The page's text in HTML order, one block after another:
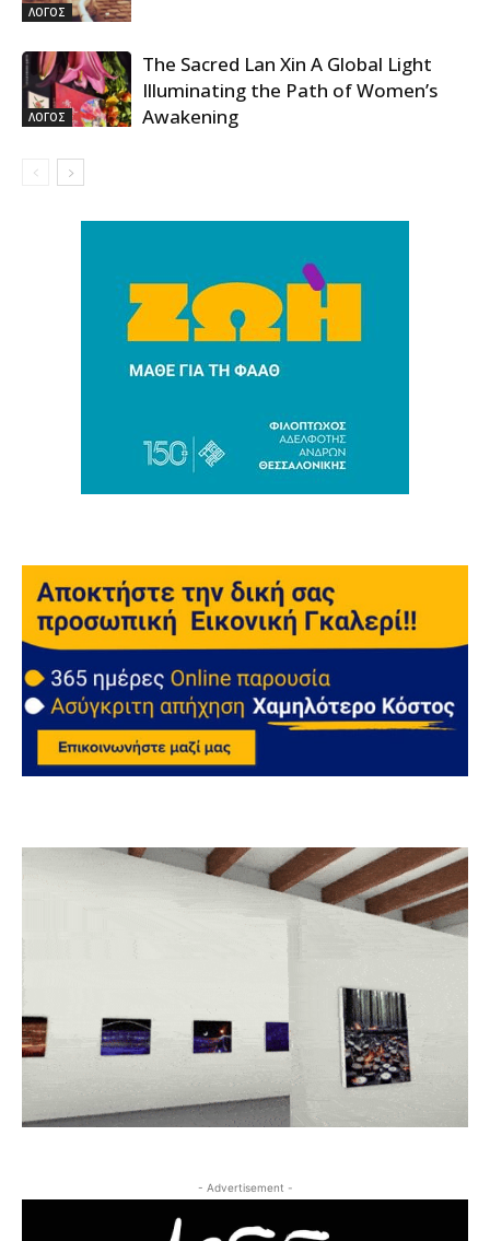
ΛΟΓΟΣ
ΛΟΓΟΣ
The Sacred Lan Xin A Global Light
Illuminating the Path of Women’s
Awakening
- Advertisement -